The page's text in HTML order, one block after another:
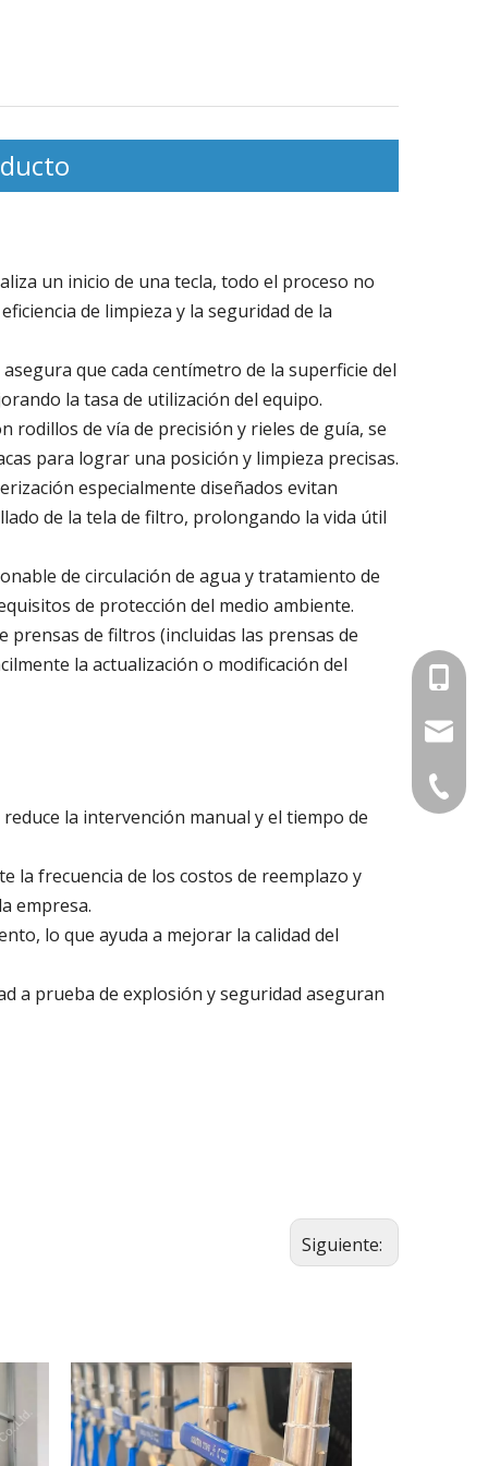
un inicio de una tecla, todo el proceso no
de limpieza y la seguridad de la
que cada centímetro de la superficie del
la tasa de utilización del equipo.
rodillos de vía de precisión y rieles de guía, se
para lograr una posición y limpieza precisas.
especialmente diseñados evitan
de la tela de filtro, prolongando la vida útil
de circulación de agua y tratamiento de
de protección del medio ambiente.
prensas de filtros (incluidas las prensas de
la actualización o modificación del
la intervención manual y el tiempo de
la frecuencia de los costos de reemplazo y
empresa.
lo que ayuda a mejorar la calidad del
a prueba de explosión y seguridad aseguran
Siguiente:
+86-
+86-
+86-
+86-